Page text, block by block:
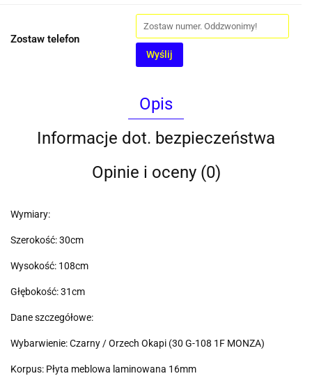
Zostaw telefon
Wyślij
Opis
Informacje dot. bezpieczeństwa
Opinie i oceny (0)
Wymiary:
Szerokość: 30cm
Wysokość: 108cm
Głębokość: 31cm
Dane szczegółowe:
Wybarwienie: Czarny / Orzech Okapi (30 G-108 1F MONZA)
Korpus: Płyta meblowa laminowana 16mm